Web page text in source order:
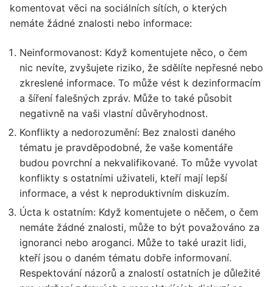
komentovat věci na sociálních sítích, o kterých
nemáte žádné znalosti nebo informace:
Neinformovanost: Když komentujete něco, o čem
nic nevíte, zvyšujete riziko, že sdělíte nepřesné nebo
zkreslené informace. To může vést k dezinformacím
a šíření falešných zpráv. Může to také působit
negativně na vaši vlastní důvěryhodnost.
Konflikty a nedorozumění: Bez znalosti daného
tématu je pravděpodobné, že vaše komentáře
budou povrchní a nekvalifikované. To může vyvolat
konflikty s ostatními uživateli, kteří mají lepší
informace, a vést k neproduktivním diskuzím.
Úcta k ostatním: Když komentujete o něčem, o čem
nemáte žádné znalosti, může to být považováno za
ignoranci nebo aroganci. Může to také urazit lidi,
kteří jsou o daném tématu dobře informovaní.
Respektování názorů a znalostí ostatních je důležité